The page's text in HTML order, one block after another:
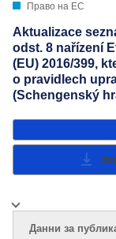
Право на ЕС
Aktualizace
odst. 8 nařízení
(EU) 2016/399,
o pravidlech
(Schengenský
Данни за